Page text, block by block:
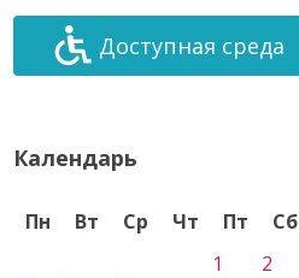
Доступная среда
Календарь
Пн Вт Ср Чт Пт Сб
1
2